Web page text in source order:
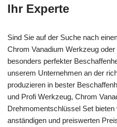
Ihr Experte
Sind Sie auf der Suche nach
Chrom Vanadium Werkzeug
besonders perfekter
unserem Unternehmen an der
produzieren in bester
und Profi Werkzeug, Chrom
Drehmomentschlüssel Set
anständigen und preiswerten